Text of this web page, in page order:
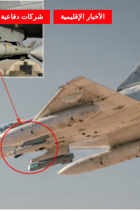
الأخبار الإقليمية شركات دفاعية